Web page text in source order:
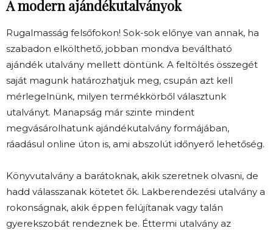
A modern ajándékutalványok
Rugalmasság felsőfokon! Sok-sok előnye van annak, ha
szabadon elkölthető, jobban mondva beváltható
ajándék utalvány mellett döntünk. A feltöltés összegét
saját magunk határozhatjuk meg, csupán azt kell
mérlegelnünk, milyen termékkörből választunk
utalványt. Manapság már szinte mindent
megvásárolhatunk ajándékutalvány formájában,
ráadásul online úton is, ami abszolút időnyerő lehetőség.
Könyvutalvány a barátoknak, akik szeretnek olvasni, de
hadd válasszanak kötetet ők. Lakberendezési utalvány a
rokonságnak, akik éppen felújítanak vagy talán
gyerekszobát rendeznek be. Éttermi utalvány az